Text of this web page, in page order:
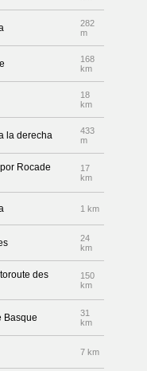
282
m
168
km
18
km
la derecha
433
m
Rocade
17
km
1 km
24
km
des
150
km
Basque
31
km
7 km